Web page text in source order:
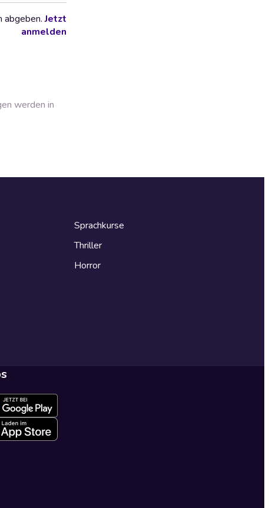
abgeben.Jetzt
anmelden
werden in
Sprachkurse
Thriller
Horror